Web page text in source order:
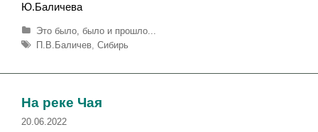
Ю.Баличева
Р
у
Это было, было и прошло...
М
т
и
П.В.Баличев, Сибирь
На реке Чая
20.06.2022